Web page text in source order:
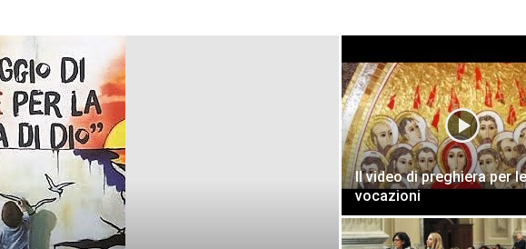
Il video di preghiera per
vocazioni